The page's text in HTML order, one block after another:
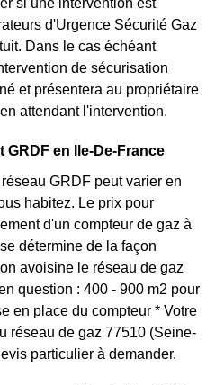
si une intervention est
d'Urgence Sécurité Gaz
Dans le cas échéant
de sécurisation
et présentera au propriétaire
attendant l'intervention.
en Ile-De-France
GRDF peut varier en
habitez. Le prix pour
d'un compteur de gaz à
détermine de la façon
avoisine le réseau de gaz
question : 400 - 900 m2 pour
en place du compteur * Votre
réseau de gaz 77510 (Seine-
particulier à demander.